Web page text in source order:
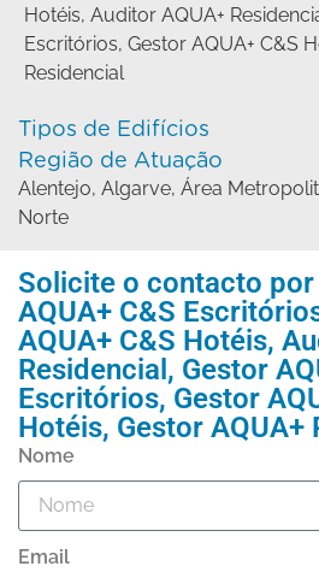
Hotéis, Auditor AQUA+
Escritórios, Gestor AQUA+ C&S
Residencial
Tipos de Edifícios
Região de Atuação
Alentejo, Algarve, Área
Norte
Solicite o contacto
AQUA+ C&S
AQUA+ C&S Hotéis,
Residencial , Gestor
Escritórios, Gestor
Hotéis, Gestor AQUA+
Nome
Email